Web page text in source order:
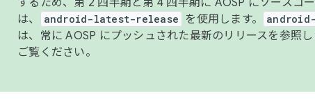
するため、第 2 四半期と第 4 四半期に AOSP にソースコ
は、
android-latest-release を使用します。
は、常に AOSP にプッシュされた最新のリリースを参照し
ご覧ください。